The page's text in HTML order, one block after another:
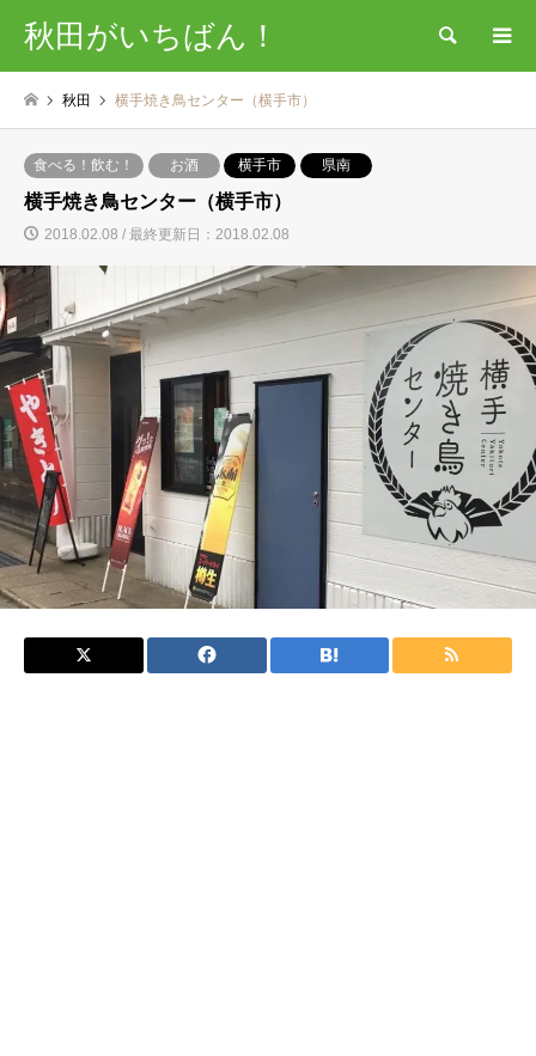
秋田がいちばん！ 検索
秋田 横手焼き鳥センター（横手市）
食べる！飲む！ お酒 横手市 県南
横手焼き鳥センター（横手市）
2018.02.08 / 最終更新日：2018.02.08